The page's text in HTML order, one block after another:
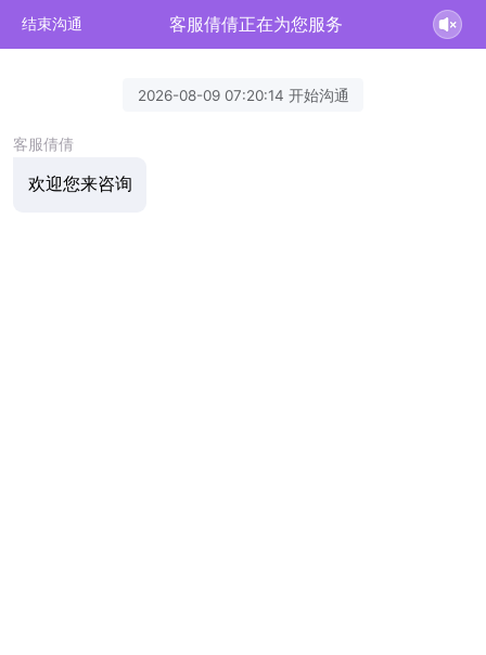
结束沟通 客服倩倩正在为您服务
2026-08-09 07:20:14 开始沟通
客服倩倩
欢迎您来咨询